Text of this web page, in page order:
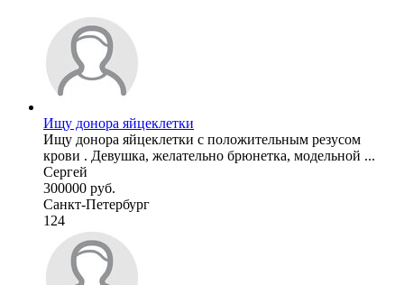
Ищу донора яйцеклетки
Ищу донора яйцеклетки с положительным резусом
крови . Девушка, желательно брюнетка, модельной ...
Сергей
300000 руб.
Санкт-Петербург
124